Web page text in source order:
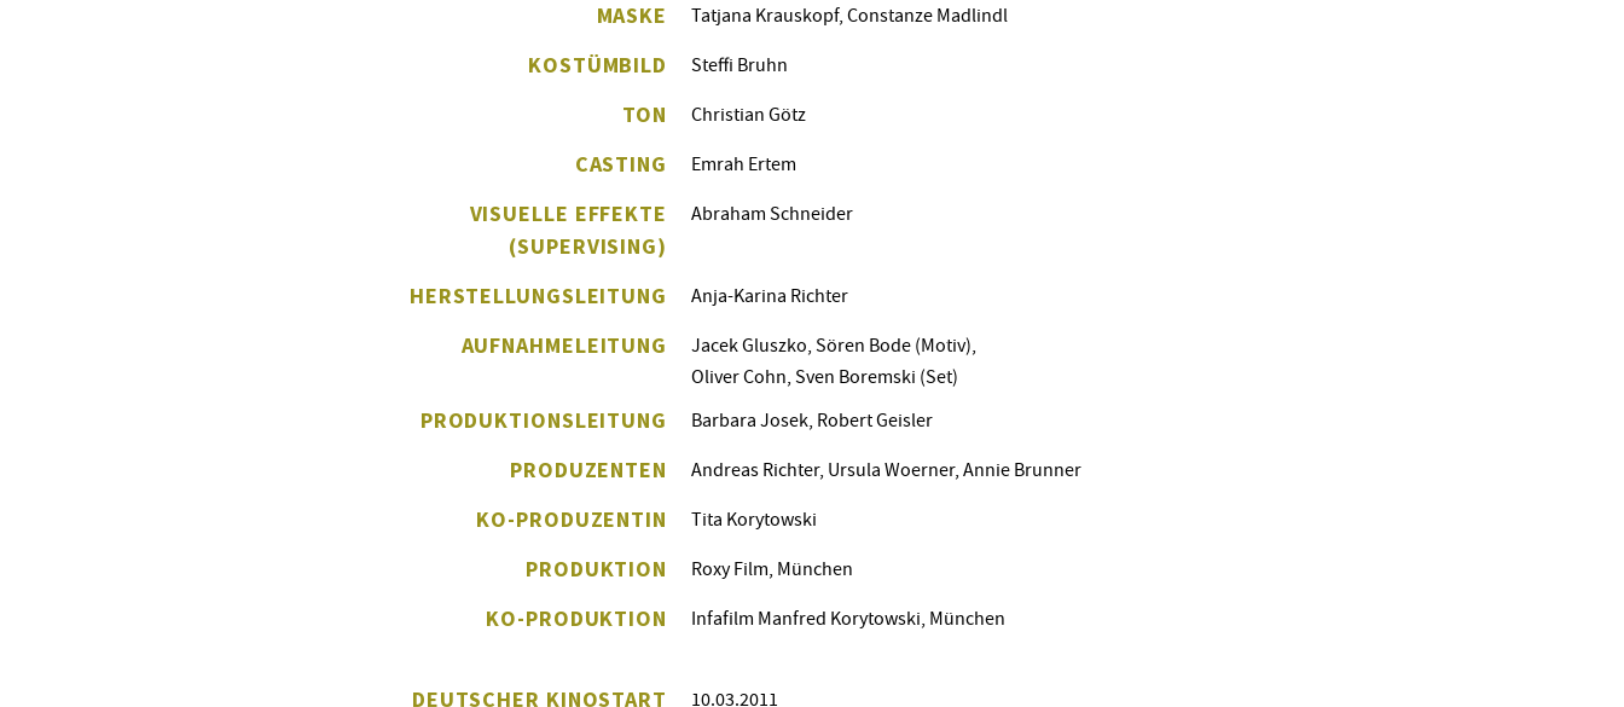
MASKE Tatjana Krauskopf, Constanze Madlindl
KOSTÜMBILD Steffi Bruhn
TON Christian Götz
CASTING Emrah Ertem
VISUELLE EFFEKTE
(SUPERVISING)
Abraham Schneider
HERSTELLUNGSLEITUNG Anja-Karina Richter
AUFNAHMELEITUNG
Jacek Gluszko, Sören Bode (Motiv),
Oliver Cohn, Sven Boremski (Set)
PRODUKTIONSLEITUNG Barbara Josek, Robert Geisler
PRODUZENTEN Andreas Richter, Ursula Woerner, Annie Brunner
KO-PRODUZENTIN Tita Korytowski
PRODUKTION Roxy Film, München
KO-PRODUKTION Infafilm Manfred Korytowski, München
DEUTSCHER KINOSTART 10.03.2011